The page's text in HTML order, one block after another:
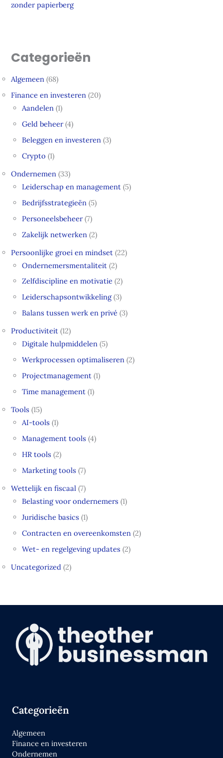
zonder papierberg
Categorieën
Algemeen (68)
Finance en investeren (20)
Aandelen (1)
Geld beheer(4)
Beleggen en investeren (3)
Crypto (1)
Ondernemen (33)
Leiderschap en management (5)
Bedrijfsstrategieën (5)
Personeelsbeheer(7)
Zakelijk netwerken (2)
Persoonlijke groei en mindset (22)
Ondernemersmentaliteit (2)
Zelfdiscipline en motivatie (2)
Leiderschapsontwikkeling(3)
Balans tussen werk en privé (3)
Productiviteit (12)
Digitale hulpmiddelen (5)
Werkprocessen optimaliseren (2)
Projectmanagement (1)
Time management (1)
Tools (15)
AI-tools (1)
Management tools (4)
HR tools (2)
Marketing tools (7)
Wettelijk en fiscaal (7)
Belasting voor ondernemers (1)
Juridische basics (1)
Contracten en overeenkomsten (2)
Wet- en regelgeving updates (2)
Uncategorized (2)
Categorieën
Algemeen
Finance en investeren
Ondernemen